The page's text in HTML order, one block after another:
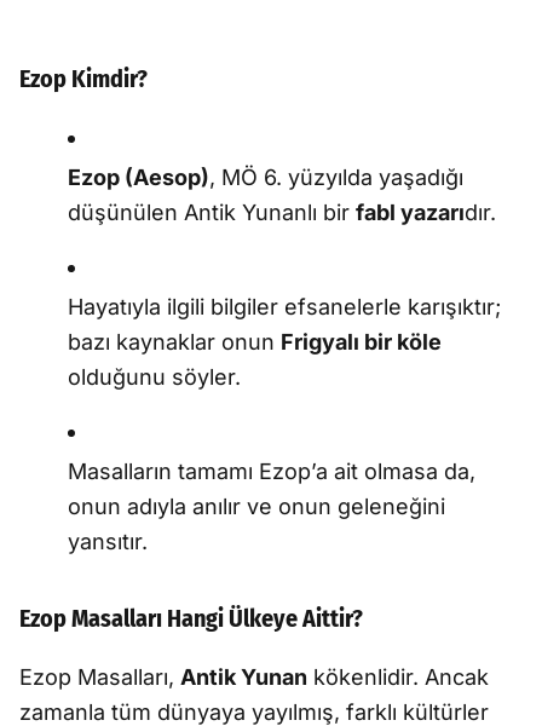
Ezop Kimdir?
Ezop (Aesop), MÖ 6. yüzyılda yaşadığı
düşünülen Antik Yunanlı bir fabl yazarıdır.
Hayatıyla ilgili bilgiler efsanelerle karışıktır;
bazı kaynaklar onun Frigyalı bir köle
olduğunu söyler.
Masalların tamamı Ezop’a ait olmasa da,
onun adıyla anılır ve onun geleneğini
yansıtır.
Ezop Masalları Hangi Ülkeye Aittir?
Ezop Masalları, Antik Yunan kökenlidir. Ancak
zamanla tüm dünyaya yayılmış, farklı kültürler